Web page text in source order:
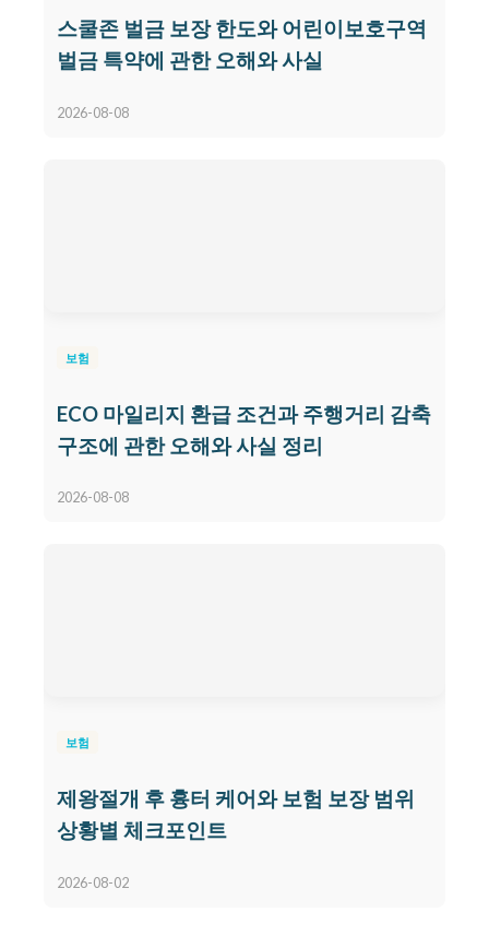
스쿨존 벌금 보장 한도와 어린이보호구역
벌금 특약에 관한 오해와 사실
2026-08-08
보험
ECO 마일리지 환급 조건과 주행거리 감축
구조에 관한 오해와 사실 정리
2026-08-08
보험
제왕절개 후 흉터 케어와 보험 보장 범위
상황별 체크포인트
2026-08-02